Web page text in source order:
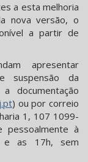
a esta melhoria
nova versão, o
a partir de
apresentar
suspensão da
documentação
) ou por correio
1, 107 1099-
pessoalmente à
e as 17h, sem